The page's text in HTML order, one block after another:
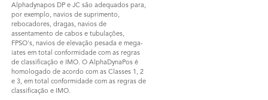
Alphadynapos DP e JC são adequados para,
por exemplo, navios de suprimento,
rebocadores, dragas, navios de
assentamento de cabos e tubulações,
FPSO's, navios de elevação pesada e mega-
iates em total conformidade com as regras
de classificação e IMO. O AlphaDynaPos é
homologado de acordo com as Classes 1, 2
e 3, em total conformidade com as regras de
classificação e IMO.